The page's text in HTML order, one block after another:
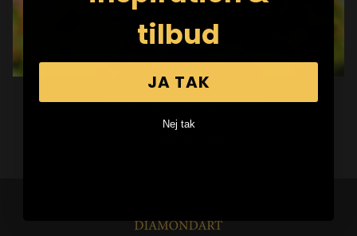
Sommerfugl på orange blomst
tilbud
JA TAK
Nej tak